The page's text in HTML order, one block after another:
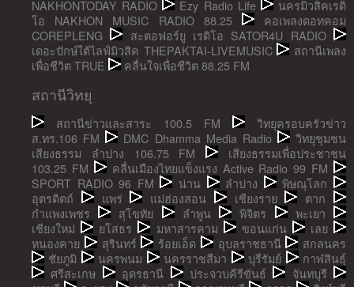
NAKHONTODAY RADIO
Ezy Radio Life
นครมิวสิคเรดิ
โอ NAKHON MUSIC RADIO 88.25
คอเพลงดอทคอม
COREPLENG
สะตอฟอร์ยู เรดิโอ SATOR4U RADIO
เดอะปักษ์ใต้ไลฟ์มิวสิค THEPAKTAI-LIVEMUSIC
สถานีเพลง
เพื่อชีวิต TRUE
คลื่นใจเพื่อชีวิต 88.25 FM
สถานีวิทยุ
สถานีข่าวและสาระ 100.5 FM
วิทยุครอบครัวข่าว
ส.ทร.106 FM
DMC Dhamma Media Radio
วิทยุชุมชน
เสียงธรรม ลำปาง 106.75 FM
เสียงธรรมเพื่อประชาชน
103.25 FM
คลื่นเมืองไทยแข็งแรง Active Radio 99 FM
SPORT RADIO 96 FM
น่าน ลำปาง
พิษณุโลก
อุตรดิตถ์
แพร่ แม่ฮ่องสอน เชียงราย
ตาก
กำแพงเพชร
สุโขทัย ลำพูน พิจิตร
พะเยา
เชียงใหม่
ยโสธร มหาสารคาม ขอนแก่น
เลย
หนองคาย
สุรินทร์ ร้อยเอ็ด อุบลราชธานี
สกลนคร
ชัยภูมิ
นครพนม นครราชสีมา บุรีรัมย์
กาฬสินธุ์
ศรีสะเกษ
อุดรธานี ประจวบคีรีขันธ์
จันทบุรี